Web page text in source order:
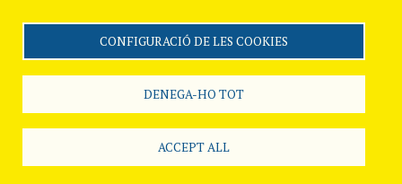
CONFIGURACIÓ DE LES COOKIES
DENEGA-HO TOT
ACCEPT ALL
Política de
Privacitat
Canal
de denúncies